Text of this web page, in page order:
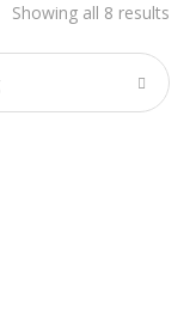
Showing all 8 results